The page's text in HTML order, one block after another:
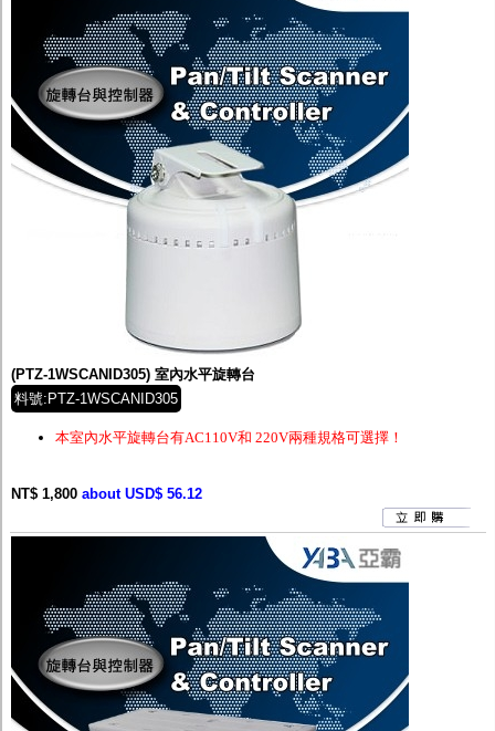
(PTZ-1WSCANID305) 室內水平旋轉台
料號:PTZ-1WSCANID305
本室內水平旋轉台有AC110V和 220V兩種規格可選擇！
NT$ 1,800 about USD$ 56.12